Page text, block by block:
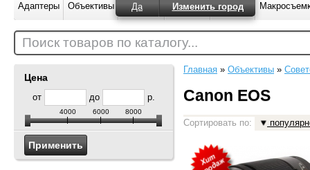
Цена
от до р.
4000 6000 8000
Главная » Объективы »
Canon EOS
Сортировать по:
Да Изменить город
Адаптеры Объективы Вспышки Штативы Фильтры
Поиск товаров по каталогу...